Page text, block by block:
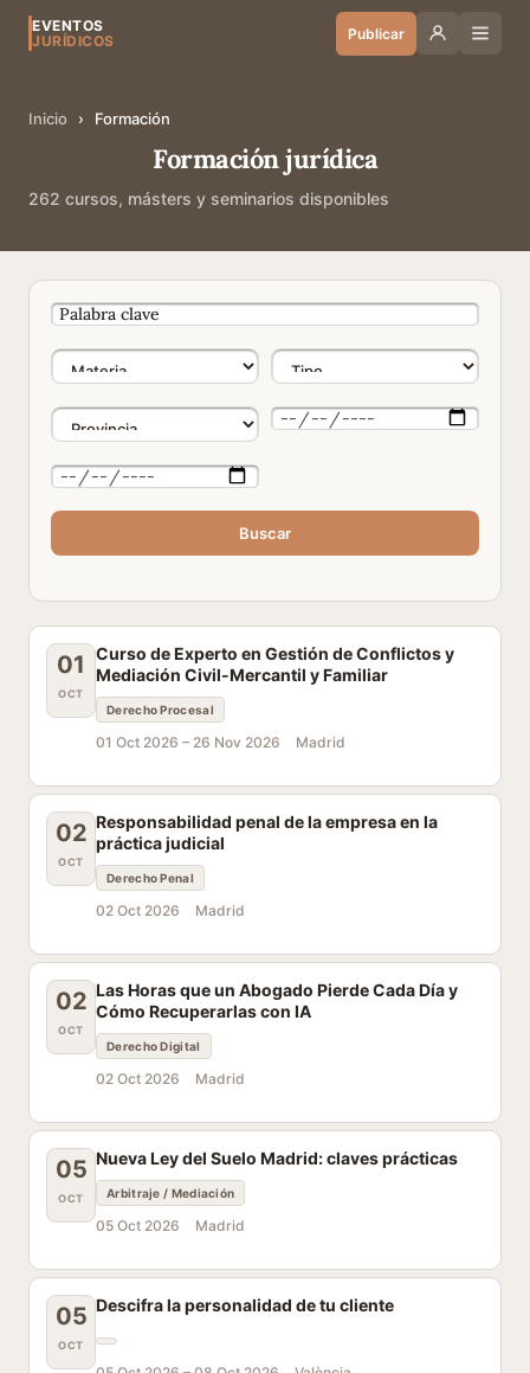
EVENTOS
JURÍDICOS
Publicar
Inicio › Formación
Formación jurídica
262 cursos, másters y seminarios disponibles
Buscar
01
OCT
Curso de Experto en Gestión de Conflictos y
Mediación Civil-Mercantil y Familiar
Derecho Procesal
01 Oct 2026 – 26 Nov 2026 Madrid
02
OCT
Responsabilidad penal de la empresa en la
práctica judicial
Derecho Penal
02 Oct 2026 Madrid
02
OCT
Las Horas que un Abogado Pierde Cada Día y
Cómo Recuperarlas con IA
Derecho Digital
02 Oct 2026 Madrid
05
OCT
Nueva Ley del Suelo Madrid: claves prácticas
Arbitraje / Mediación
05 Oct 2026 Madrid
05
OCT
Descifra la personalidad de tu cliente